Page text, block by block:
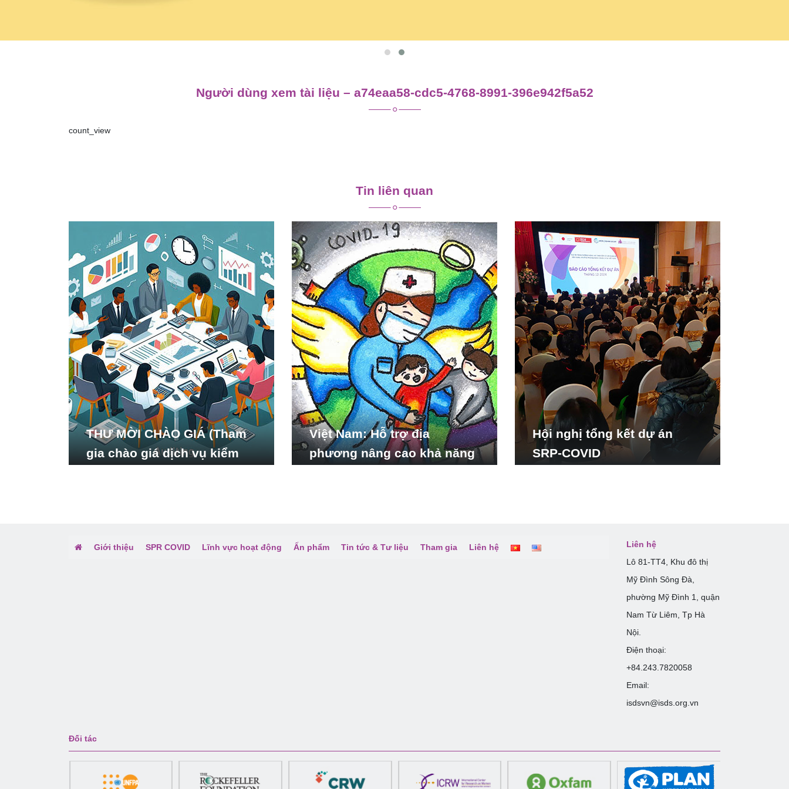
Người dùng xem tài liệu – a74eaa58-cdc5-4768-8991-396e942f5a52
count_view
viết
Tin liên quan
THƯ MỜI CHÀO GIÁ (Tham
gia chào giá dịch vụ kiểm
Việt Nam: Hỗ trợ địa
phương nâng cao khả năng
Hội nghị tổng kết dự án
SRP-COVID
Giới thiệu SPR COVID Lĩnh vực hoạt động Ấn phẩm Tin tức & Tư liệu Tham gia Liên hệ
Liên hệ
Lô 81-TT4, Khu đô thị
Mỹ Đình Sông Đà,
phường Mỹ Đình 1, quận
Nam Từ Liêm, Tp Hà
Nội.
Điện thoại:
+84.243.7820058
Email:
isdsvn@isds.org.vn
Đối tác